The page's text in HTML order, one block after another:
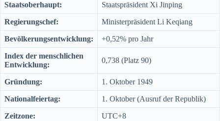
Staatsoberhaupt: Staatspräsident Xi Jinping
Regierungschef: Ministerpräsident Li Keqiang
Bevölkerungsentwicklung: +0,52% pro Jahr
Index der menschlichen
Entwicklung:
0,738 (Platz 90)
Gründung: 1. Oktober 1949
Nationalfeiertag: 1. Oktober (Ausruf der Republik)
Zeitzone: UTC+8